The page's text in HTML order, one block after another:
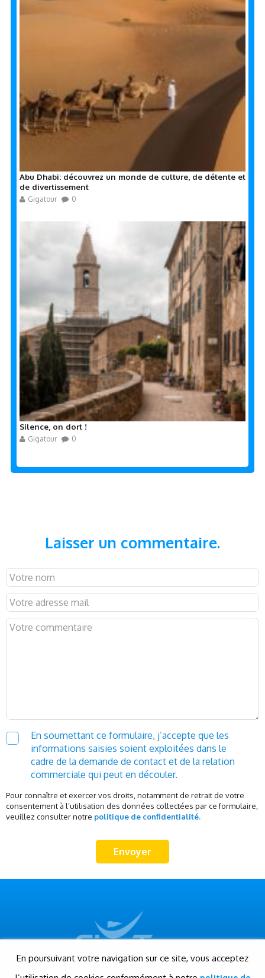
Abu Dhabi: découvrez un monde de culture, de détente et
de divertissement
Gigatour 0
Silence, on dort !
Gigatour 0
Laisser un commentaire.
En soumettant ce formulaire, j’accepte que les
informations saisies soient exploitées dans le
cadre de la demande de contact et de la relation
commerciale qui peut en découler.
Pour connaître et exercer vos droits, notamment de retrait de votre
consentement à l’utilisation des données collectées par ce formulaire,
veuillez consulter notre politique de confidentialité.
En poursuivant votre navigation sur ce site, vous acceptez